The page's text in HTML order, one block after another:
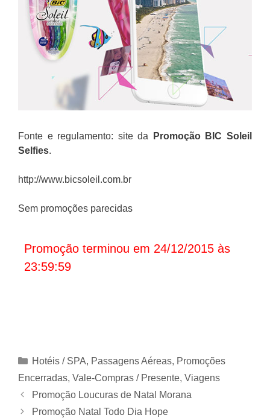
Fonte e regulamento: site da
Promoção BIC Soleil
Selfies.
http://www.bicsoleil.com.br
Sem promoções parecidas
Promoção terminou em 24/12/2015 às
23:59:59
Categorias
Hotéis / SPA, Passagens Aéreas, Promoções
Encerradas, Vale-Compras / Presente, Viagens
Promoção Loucuras de Natal Morana
Promoção Natal Todo Dia Hope